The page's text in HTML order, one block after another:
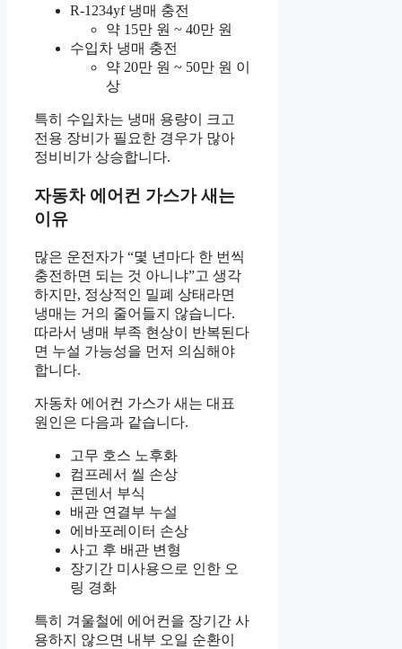
R-1234yf 냉매 충전
약 15만 원 ~ 40만 원
수입차 냉매 충전
약 20만 원 ~ 50만 원 이
상
특히 수입차는 냉매 용량이 크고
전용 장비가 필요한 경우가 많아
정비비가 상승합니다.
자동차 에어컨 가스가 새는
이유
많은 운전자가 “몇 년마다 한 번씩
충전하면 되는 것 아니냐”고 생각
하지만, 정상적인 밀폐 상태라면
냉매는 거의 줄어들지 않습니다.
따라서 냉매 부족 현상이 반복된다
면 누설 가능성을 먼저 의심해야
합니다.
자동차 에어컨 가스가 새는 대표
원인은 다음과 같습니다.
고무 호스 노후화
컴프레서 씰 손상
콘덴서 부식
배관 연결부 누설
에바포레이터 손상
사고 후 배관 변형
장기간 미사용으로 인한 오
링 경화
특히 겨울철에 에어컨을 장기간 사
용하지 않으면 내부 오일 순환이